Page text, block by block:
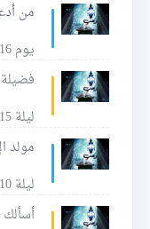
من
يوم 16 رجب 1433 هجرية
ليلة 15 رجب 1433 هجرية
مولد
ليلة 10 رجب 1433 هجرية